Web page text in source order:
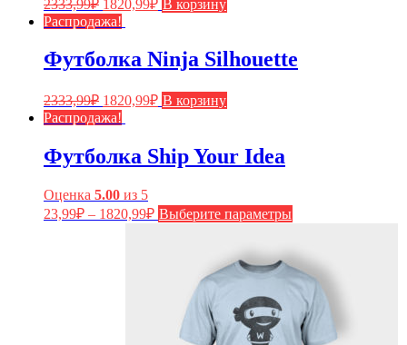
2333,99₽ 1820,99₽ В корзину
Распродажа!
Футболка Ninja Silhouette
2333,99₽ 1820,99₽ В корзину
Распродажа!
Футболка Ship Your Idea
Оценка 5.00 из 5
23,99₽ – 1820,99₽ Выберите параметры